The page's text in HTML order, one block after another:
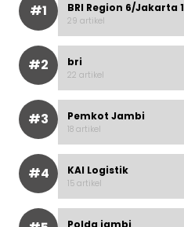
#1 BRI Region 6/Jakarta 1
29 artikel
#2 bri
22 artikel
#3 Pemkot Jambi
18 artikel
#4 KAI Logistik
15 artikel
Polda jambi